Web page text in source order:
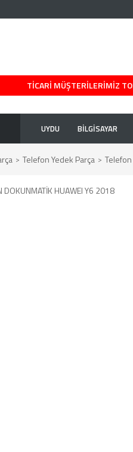
TİCARİ MÜŞTERİLERİMİZ
UYDU BİLGİSAYAR
Telefon Yedek Parça Telefon